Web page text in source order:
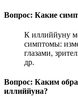
Вопрос: Какие
К иллиййуну
симптомы:
глазами,
др.
Вопрос: Каким
иллиййуна?